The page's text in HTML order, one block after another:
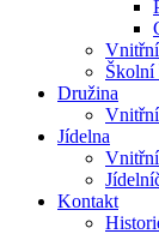
Vnitřní
Školní
Družina
Jídelna
Vnitřní
Kontakt